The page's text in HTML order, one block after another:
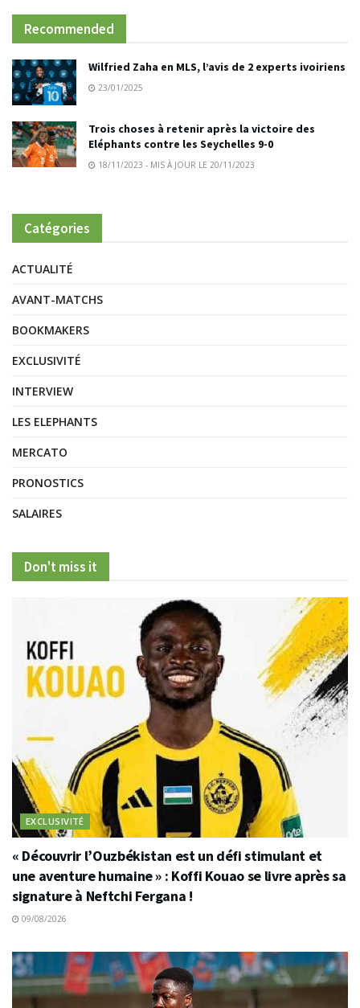
Recommended
Wilfried Zaha en MLS, l’avis de 2 experts ivoiriens
23/01/2025
Trois choses à retenir après la victoire des
Eléphants contre les Seychelles 9-0
18/11/2023 - MIS À JOUR LE 20/11/2023
Catégories
ACTUALITÉ
AVANT-MATCHS
BOOKMAKERS
EXCLUSIVITÉ
INTERVIEW
LES ELEPHANTS
MERCATO
PRONOSTICS
SALAIRES
Don't miss it
EXCLUSIVITÉ
« Découvrir l’Ouzbékistan est un défi stimulant et
une aventure humaine » : Koffi Kouao se livre après sa
signature à Neftchi Fergana !
09/08/2026